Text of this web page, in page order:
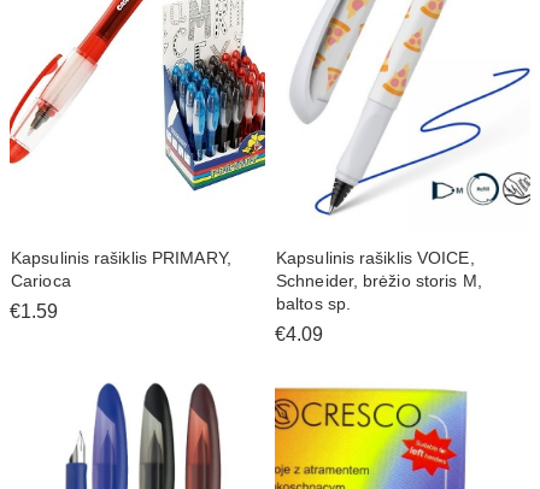
Kapsulinis rašiklis PRIMARY,
Carioca
€1.59
Kapsulinis rašiklis VOICE,
Schneider, brėžio storis M,
baltos sp.
€4.09